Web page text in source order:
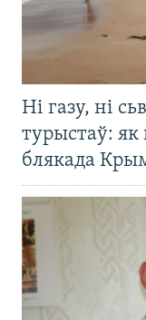
Ні газу, ні
турыстаў: як
блякада